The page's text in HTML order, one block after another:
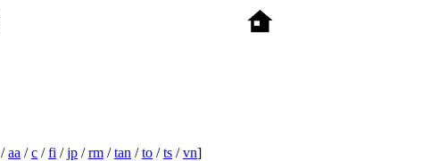
/aa /c /fi /jp /rm /tan /to /ts /vn]